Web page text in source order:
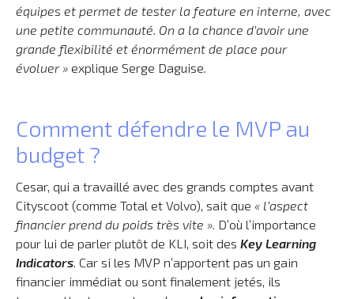
équipes et permet de tester la feature en interne, avec
une petite communauté. On a la chance d’avoir une
grande flexibilité et énormément de place pour
évoluer » explique Serge Daguise
Comment défendre le MVP au
budget ?
Cesar, qui a travaillé avec des grands comptes avant
Cityscoot (comme Total et Volvo), sait que « l’aspect
financier prend du poids très vite ». D’où l’importance
pour lui de parler plutôt de KLI, soit des Key Learning
Indicators . Car si les MVP n’apportent pas un gain
financier immédiat ou sont finalement jetés, ils